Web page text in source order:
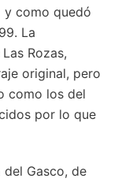
y como quedó
La
Rozas,
original, pero
como los del
por lo que
del Gasco, de